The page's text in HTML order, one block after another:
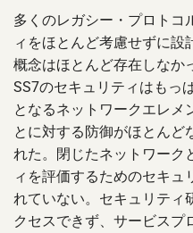
多くのレガシー・プロトコ
ィをほとんど考慮せずに設
概念はほとんど存在しなか
SS7のセキュリティはもっ
となるネットワークエレメ
とに対する防御がほとんど
れた。閉じたネットワーク
ィを評価するためのセキュ
れていない。セキュリティ
クセスできず、サービスプ